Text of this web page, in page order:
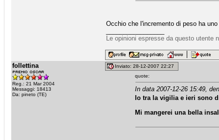
Occhio che l'incremento di peso ha
Le opinioni espresse da questo utente
follettina
Reg.: 21 Mar 2004
Messaggi: 18413
Da: pineto (TE)
Inviato: 28-12-2007 22:27
quote:
In data 2007-12-26 15:49,
Io tra la vigilia e ieri sono
Mi mangerei una bella